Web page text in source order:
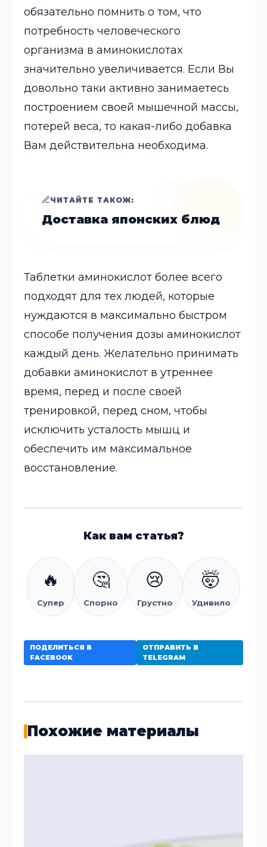
обязательно помнить о том, что
потребность человеческого
организма в аминокислотах
значительно увеличивается. Если Вы
довольно таки активно занимаетесь
построением своей мышечной массы,
потерей веса, то какая-либо добавка
Вам действительна необходима.
ЧИТАЙТЕ ТАКОЖ:
Доставка японских блюд
Таблетки аминокислот более всего
подходят для тех людей, которые
нуждаются в максимально быстром
способе получения дозы аминокислот
каждый день. Желательно принимать
добавки аминокислот в утреннее
время, перед и после своей
тренировкой, перед сном, чтобы
исключить усталость мышц и
обеспечить им максимальное
восстановление.
Как вам статья?
🔥
Супер
🤔
Спорно
😢
Грустно
🤯
Удивило
ПОДЕЛИТЬСЯ В
FACEBOOK
ОТПРАВИТЬ В
TELEGRAM
Похожие материалы